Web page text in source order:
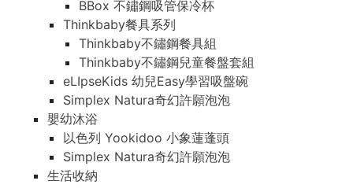
BBox 不鏽鋼吸管保冷杯
Thinkbaby餐具系列
Thinkbaby不鏽鋼餐具組
Thinkbaby不鏽鋼兒童餐盤套組
eLIpseKids 幼兒Easy學習吸盤碗
Simplex Natura奇幻許願泡泡
嬰幼沐浴
以色列 Yookidoo 小象蓮蓬頭
Simplex Natura奇幻許願泡泡
生活收納